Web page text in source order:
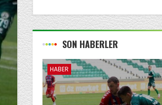
SON HABERLER
HABER